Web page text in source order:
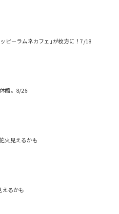
ピーラムネカフェ｣が枚方に！7/18
館。8/26
火見えるかも
えるかも